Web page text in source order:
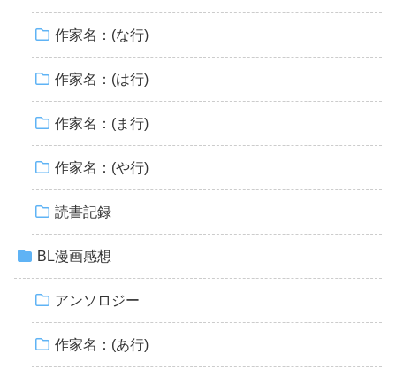
作家名：(な行)
作家名：(は行)
作家名：(ま行)
作家名：(や行)
読書記録
BL漫画感想
アンソロジー
作家名：(あ行)